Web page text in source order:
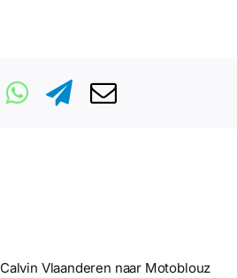
Calvin Vlaanderen naar Motoblouz